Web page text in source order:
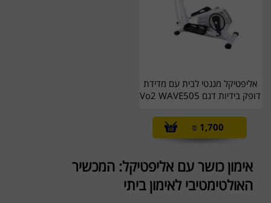
אליפטיקל מגנטי לבית עם מדידת
דופק בידיות דגם Vo2 WAVE505
1,700
₪
אימון כושר עם אליפטיקל: המכשיר
האולטימטיבי לאימון ביתי